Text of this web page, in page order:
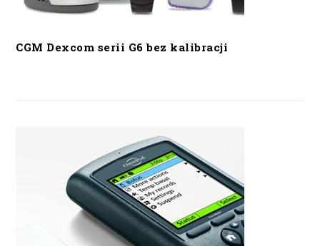
CGM Dexcom serii G6 bez kalibracji